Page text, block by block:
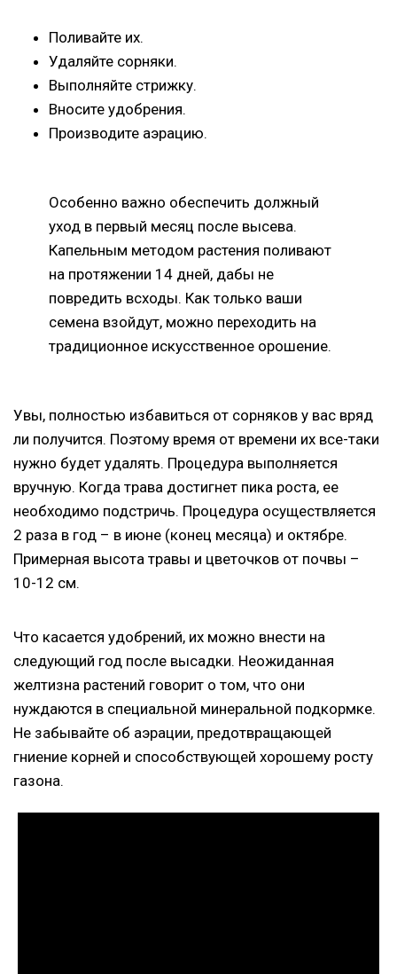
Поливайте их.
Удаляйте сорняки.
Выполняйте стрижку.
Вносите удобрения.
Производите аэрацию.
Особенно важно обеспечить должный
уход в первый месяц после высева.
Капельным методом растения поливают
на протяжении 14 дней, дабы не
повредить всходы. Как только ваши
семена взойдут, можно переходить на
традиционное искусственное орошение.
Увы, полностью избавиться от сорняков у вас вряд
ли получится. Поэтому время от времени их все-таки
нужно будет удалять. Процедура выполняется
вручную. Когда трава достигнет пика роста, ее
необходимо подстричь. Процедура осуществляется
2 раза в год – в июне (конец месяца) и октябре.
Примерная высота травы и цветочков от почвы –
10-12 см.
Что касается удобрений, их можно внести на
следующий год после высадки. Неожиданная
желтизна растений говорит о том, что они
нуждаются в специальной минеральной подкормке.
Не забывайте об аэрации, предотвращающей
гниение корней и способствующей хорошему росту
газона.